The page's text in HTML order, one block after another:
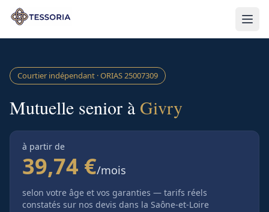
Aller au contenu principal
Courtier indépendant · ORIAS25007309
Mutuelle senior à Givry
à partir de
39,74 €/mois
selon votre âge et vos garanties — tarifs réels
constatés sur nos devis dans la Saône-et-Loire